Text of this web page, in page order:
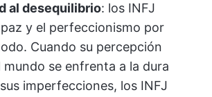
al desequilibrio: los INFJ
y el perfeccionismo por
Cuando su percepción
mundo se enfrenta a la dura
imperfecciones, los INFJ